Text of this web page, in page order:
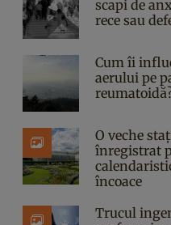
scapi de
rece sau
Cum îi
aerului pe
O veche
înregistrat
încoace
Trucul